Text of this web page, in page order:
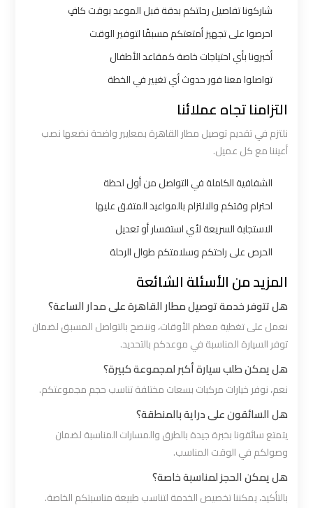
شاركونا تفاصيل رحلتكم بدقة قبل الموعد بوقت كافٍ
احرصوا على تجهيز أمتعتكم مسبقًا لتوفير الوقت
أخبرونا بأي احتياجات خاصة كمقاعد الأطفال
تواصلوا معنا فور حدوث أي تغيير في الخطة
التزامنا تجاه عملائنا
نلتزم في تقديم توصيل مطار القاهرة بمعايير واضحة نضعها نصب
أعيننا مع كل عميل.
الشفافية الكاملة في التواصل من أول لحظة
احترام وقتكم والالتزام بالمواعيد المتفق عليها
الاستجابة السريعة لأي استفسار أو تعديل
الحرص على راحتكم وسلامتكم طوال الرحلة
المزيد من الأسئلة الشائعة
هل تتوفر خدمة توصيل مطار القاهرة على مدار الساعة؟
نعمل على تغطية معظم الأوقات، وننصح بالتواصل المسبق لضمان
توفر السيارة المناسبة في موعدكم بالتحديد.
هل يمكن طلب سيارة أكبر لمجموعة كبيرة؟
نعم، نوفر خيارات مركبات بسعات مختلفة تناسب حجم مجموعتكم.
هل السائقون على دراية بالمنطقة؟
يتمتع سائقونا بخبرة جيدة بالطرق والمسارات المناسبة لضمان
وصولكم في الوقت المناسب.
هل يمكن الحجز لمناسبة خاصة؟
بالتأكيد، يمكننا تخصيص الخدمة لتناسب طبيعة مناسبتكم الخاصة.
الاسكندريه
ليموزين
الاسكندريه
السويس
الاسكندريه
الشيخ
ليموزين
الاسكندريه
مطروح
ليموزين
الأحمر
القاهرة